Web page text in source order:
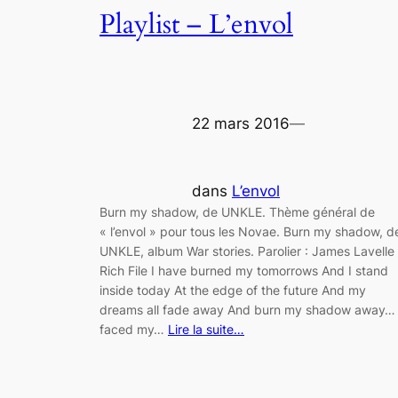
Playlist – L’envol
22 mars 2016—
dans L’envol
Burn my shadow, de UNKLE. Thème général de
« l’envol » pour tous les Novae. Burn my shadow,
UNKLE, album War stories. Parolier : James Lavelle
Rich File I have burned my tomorrows And I stand
inside today At the edge of the future And my
dreams all fade away And burn my shadow away…
faced my… Lire la suite…